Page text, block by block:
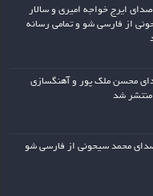
ایرج خواجه امیری و سالار
از فارسی شو و تمامی رسانه
محسن ملک پور و آهنگسازی
شد
محمد سیحونی از فارسی شو